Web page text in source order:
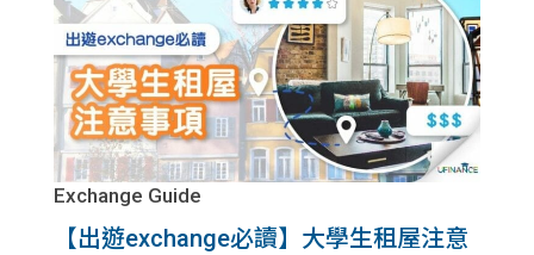
Exchange Guide
【出遊exchange必讀】大學生租屋注意